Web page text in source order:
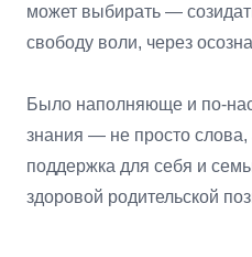
может выбирать —
свободу воли, через
Было наполняюще и по-
знания — не просто
поддержка для себя и
здоровой родительской